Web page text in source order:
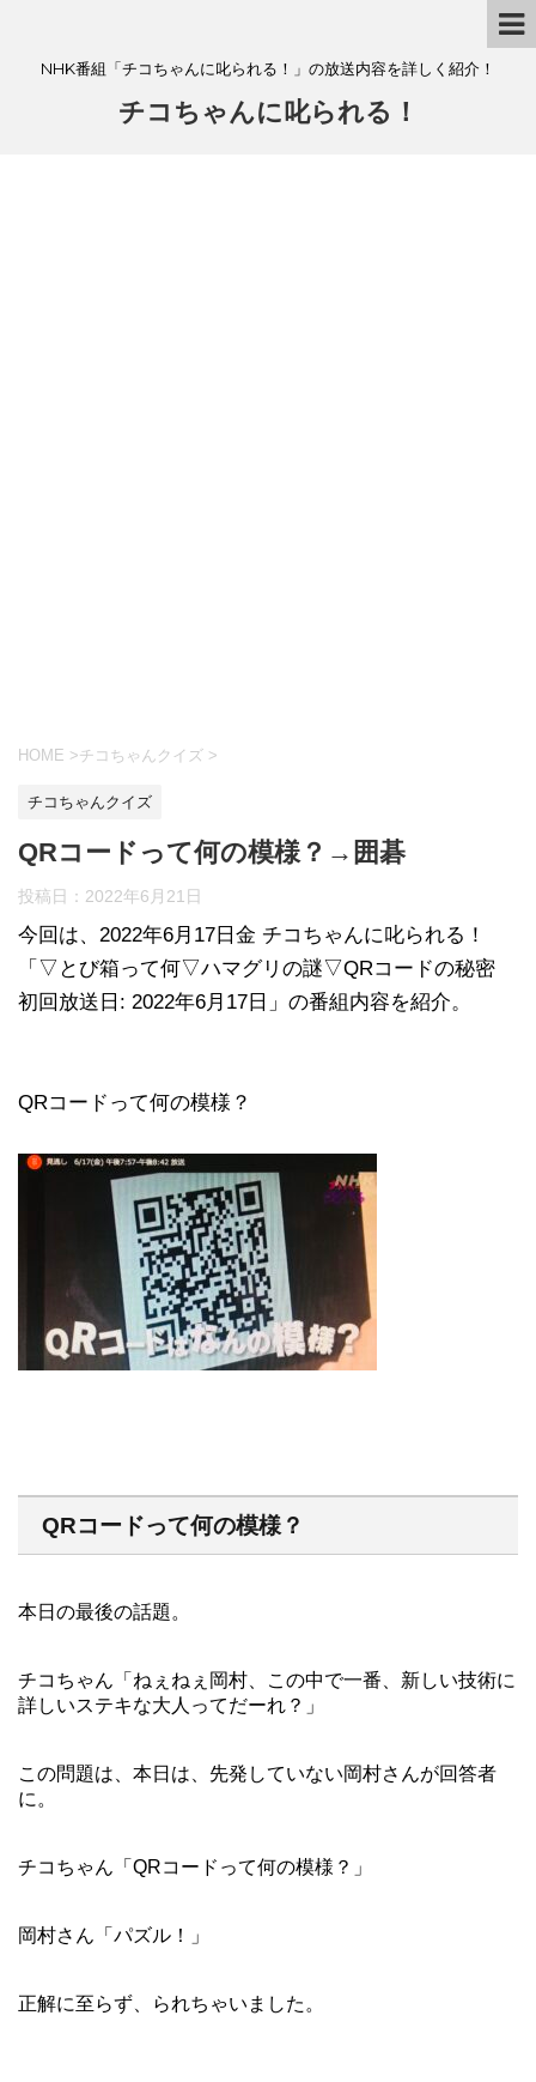
NHK番組「チコちゃんに叱られる！」の放送内容を詳しく紹介！
チコちゃんに叱られる！
HOME >チコちゃんクイズ >
チコちゃんクイズ
QRコードって何の模様？→囲碁
投稿日： 2022年6月21日
今回は、2022年6月17日金 チコちゃんに叱られる！
「▽とび箱って何▽ハマグリの謎▽QRコードの秘密
初回放送日: 2022年6月17日」の番組内容を紹介。
QRコードって何の模様？
QRコードって何の模様？
本日の最後の話題。
チコちゃん「ねぇねぇ岡村、この中で一番、新しい技術に
詳しいステキな大人ってだーれ？」
この問題は、本日は、先発していない岡村さんが回答者
に。
チコちゃん「QRコードって何の模様？」
岡村さん「パズル！」
正解に至らず、られちゃいました。